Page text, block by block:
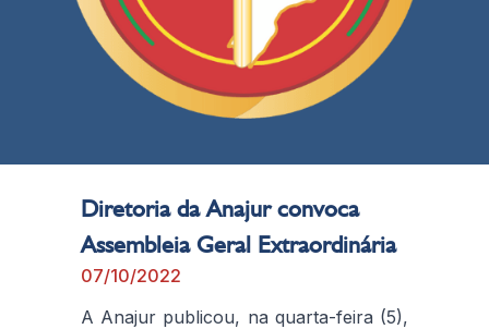
Diretoria da Anajur convoca
Assembleia Geral Extraordinária
07/10/2022
A Anajur publicou, na quarta-feira (5),